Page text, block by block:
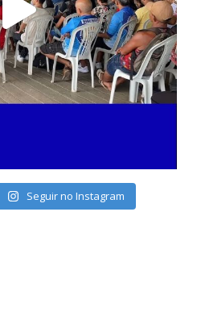
Seguir no Instagram